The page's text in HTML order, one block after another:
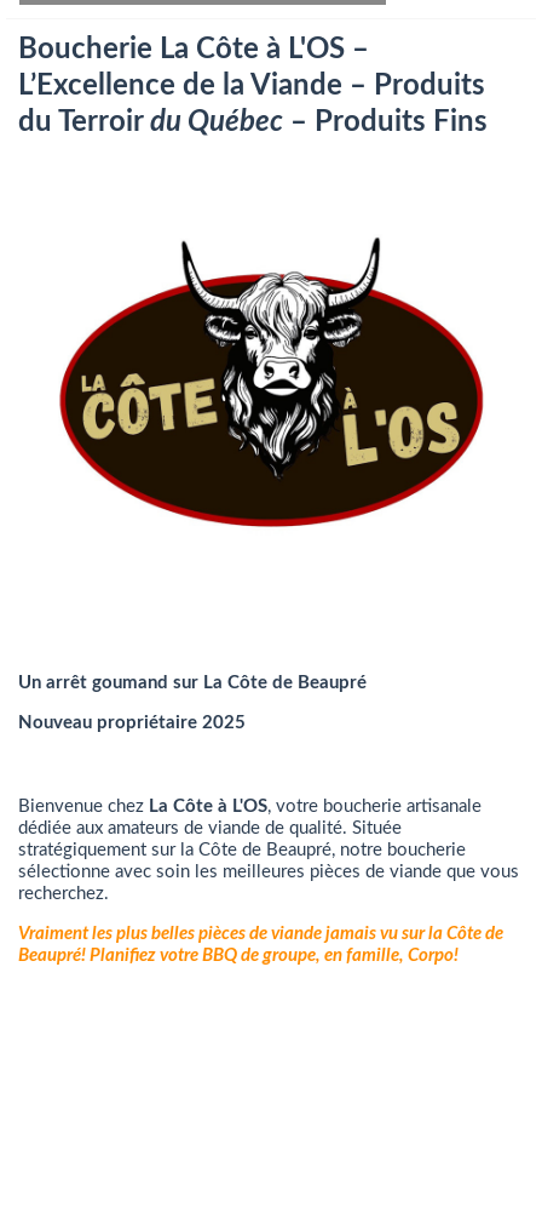
Boucherie La Côte à L'OS –
L’Excellence de la Viande – Produits
du Terroir du Québec – Produits Fins
Un arrêt goumand sur La Côte de Beaupré
Nouveau propriétaire 2025
Bienvenue chez La Côte à L'OS, votre boucherie artisanale
dédiée aux amateurs de viande de qualité. Située
stratégiquement sur la Côte de Beaupré, notre boucherie
sélectionne avec soin les meilleures pièces de viande que vous
recherchez.
Vraiment les plus belles pièces de viande jamais vu sur la Côte de
Beaupré! Planifiez votre BBQ de groupe, en famille, Corpo!